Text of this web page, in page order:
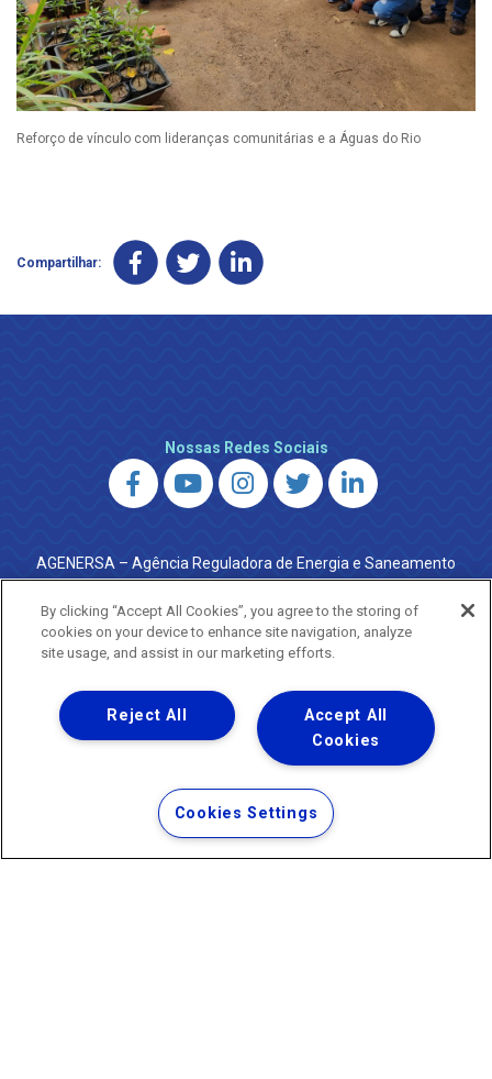
Reforço de vínculo com lideranças comunitárias e a Águas do Rio
Compartilhar:
Nossas Redes Sociais
AGENERSA – Agência Reguladora de Energia e Saneamento
do Estado do Rio de Janeiro
0800 024 9040 · (21) 2332-6457 (WhatsApp) ·
ouvidoria@agenersa.rj.gov.br/ouvidoria.agenersa@gmail.com
·http://www.agenersa.rj.gov.br
Uma empresa
Copyright ® 2026 - Todos os Direitos Reservados.
Termos Gerais de Uso de Sites e Aplicativos
Política de Privacidade e Proteção de Dados
By clicking “Accept All Cookies”, you agree to the storing of
cookies on your device to enhance site navigation, analyze
site usage, and assist in our marketing efforts.
Accept All
Cookies
Reject All
Cookies Settings